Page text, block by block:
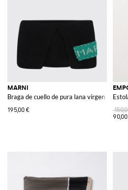
MARNI
Braga de cuello de pura lana virgen con
195,00 €